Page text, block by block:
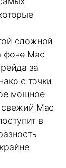
сложной
фоне Mac
за
с точки
мощное
Mac
в